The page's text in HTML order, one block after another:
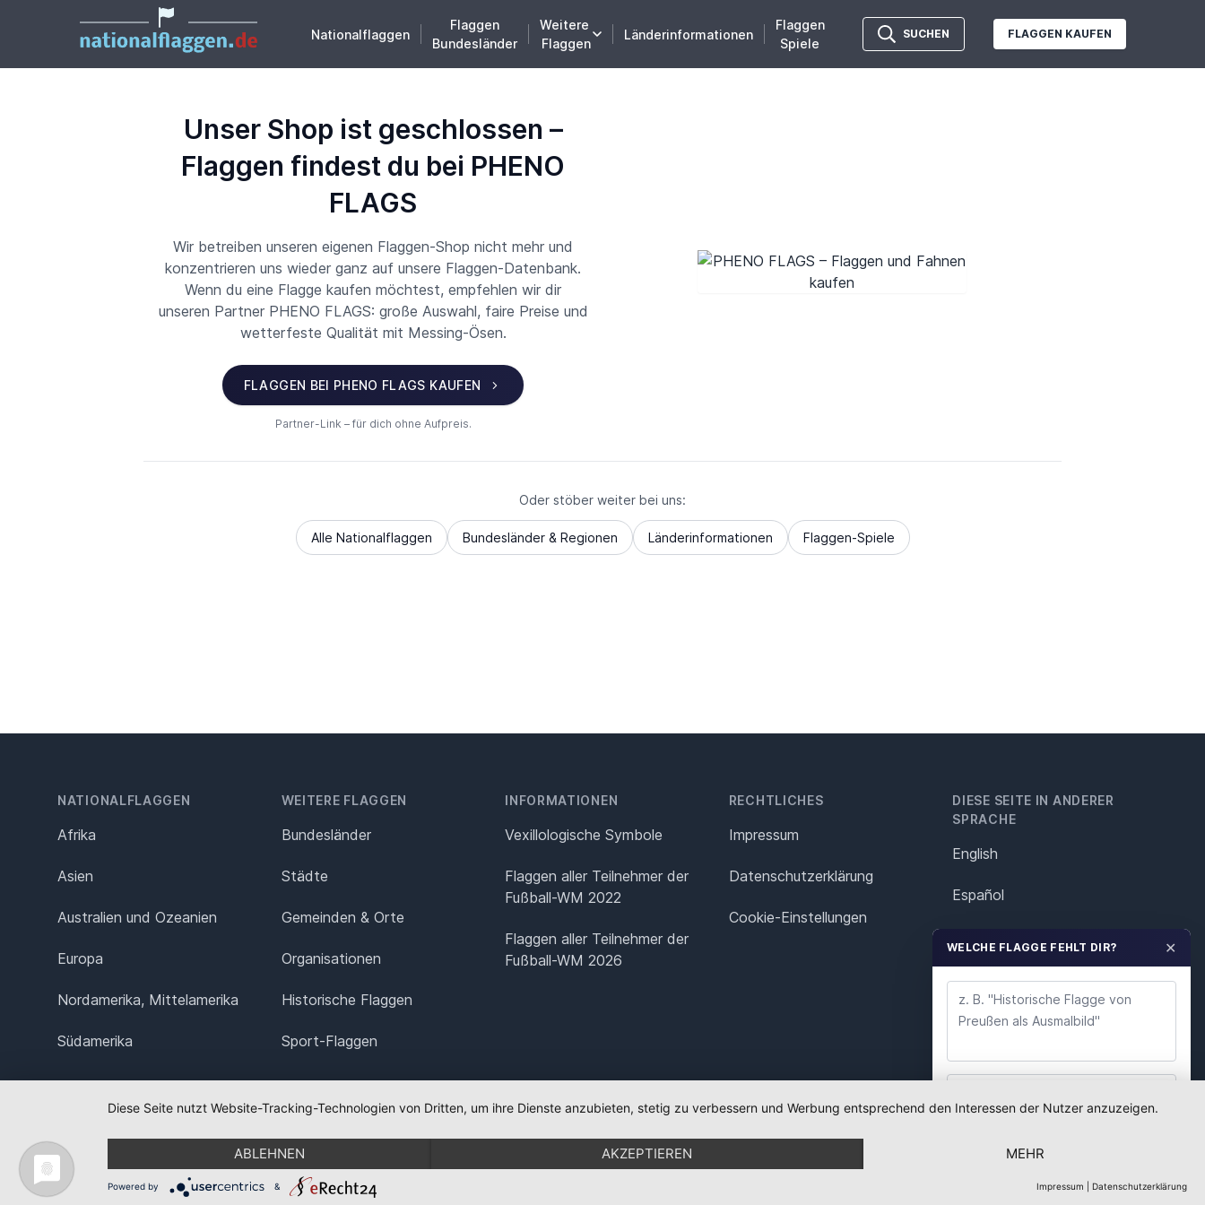
Nationalflaggen
Flaggen
Bundesländer
Weitere
Flaggen
Länderinformationen
Flaggen
Spiele
SUCHEN FLAGGEN KAUFEN
Unser Shop ist geschlossen –
Flaggen findest du bei PHENO
FLAGS
Wir betreiben unseren eigenen Flaggen-Shop nicht mehr und
konzentrieren uns wieder ganz auf unsere Flaggen-Datenbank.
Wenn du eine Flagge kaufen möchtest, empfehlen wir dir
unseren Partner PHENO FLAGS: große Auswahl, faire Preise und
wetterfeste Qualität mit Messing-Ösen.
FLAGGEN BEI PHENO FLAGS KAUFEN
Partner-Link – für dich ohne Aufpreis.
Oder stöber weiter bei uns:
Alle Nationalflaggen Bundesländer & Regionen Länderinformationen Flaggen-Spiele
NATIONALFLAGGEN
Afrika
Asien
Australien und Ozeanien
Europa
Nordamerika, Mittelamerika
Südamerika
WEITERE FLAGGEN
Bundesländer
Städte
Gemeinden & Orte
Organisationen
Historische Flaggen
Sport-Flaggen
INFORMATIONEN
Vexillologische Symbole
Flaggen aller Teilnehmer der
Fußball-WM 2022
Flaggen aller Teilnehmer der
Fußball-WM 2026
RECHTLICHES
Impressum
Datenschutz­erklärung
Cookie-Einstellungen
DIESE SEITE IN ANDERER
SPRACHE
English
Español
Italiano
Polska
Português
Nederlands
WELCHE FLAGGE FEHLT DIR? ✕
Diese Seite nutzt Website-Tracking-Technologien von Dritten, um ihre Dienste anzubieten, stetig zu verbessern und Werbung entsprechend den Interessen der Nutzer anzuzeigen.
ABLEHNEN AKZEPTIEREN MEHR
Powered by & Impressum Datenschutzerklärung